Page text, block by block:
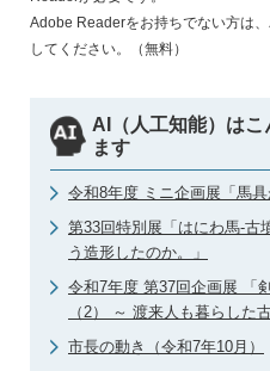
Adobe Readerをお持ちでない方は
してください。（無料）
AI（人工知能）は
ます
令和8年度 ミニ企画展「馬
第33回特別展「はにわ馬-古
う造形したのか。」
令和7年度 第37回企画展 「
（2） ～ 渡来人も暮らした
市長の動き（令和7年10月）